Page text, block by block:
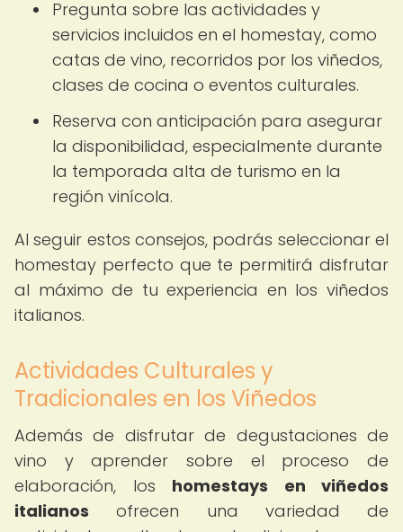
Pregunta sobre las actividades y
servicios incluidos en el homestay, como
catas de vino, recorridos por los viñedos,
clases de cocina o eventos culturales.
Reserva con anticipación para asegurar
la disponibilidad, especialmente durante
la temporada alta de turismo en la
región vinícola.
Al seguir estos consejos, podrás seleccionar el
homestay perfecto que te permitirá disfrutar
al máximo de tu experiencia en los viñedos
italianos.
Actividades Culturales y
Tradicionales en los Viñedos
Además de disfrutar de degustaciones de
vino y aprender sobre el proceso de
elaboración, los homestays en viñedos
italianos ofrecen una variedad de